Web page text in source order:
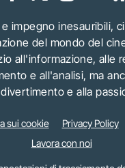
impegno inesauribili,
del mondo del
all'informazione, alle
e all'analisi, ma
e alla
sui cookie Privacy Policy
Lavora con noi